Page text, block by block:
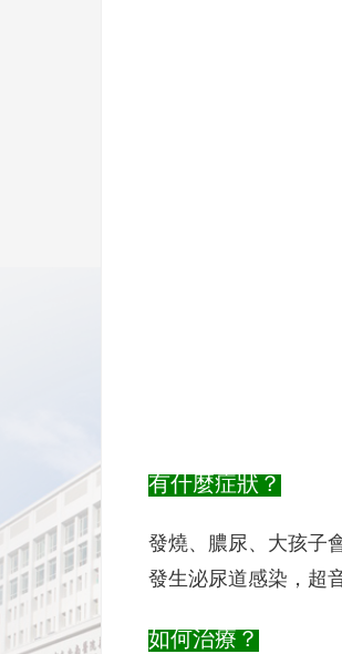
有什麼症狀？
發燒、膿尿、大孩子
發生泌尿道感染，超
如何治療？